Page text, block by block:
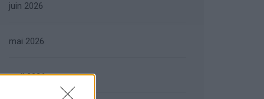
juin 2026
mai 2026
avril 2026